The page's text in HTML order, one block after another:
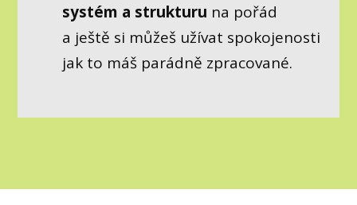
systém a strukturu na pořád
a ještě si můžeš užívat spokojenosti
jak to máš parádně zpracované.